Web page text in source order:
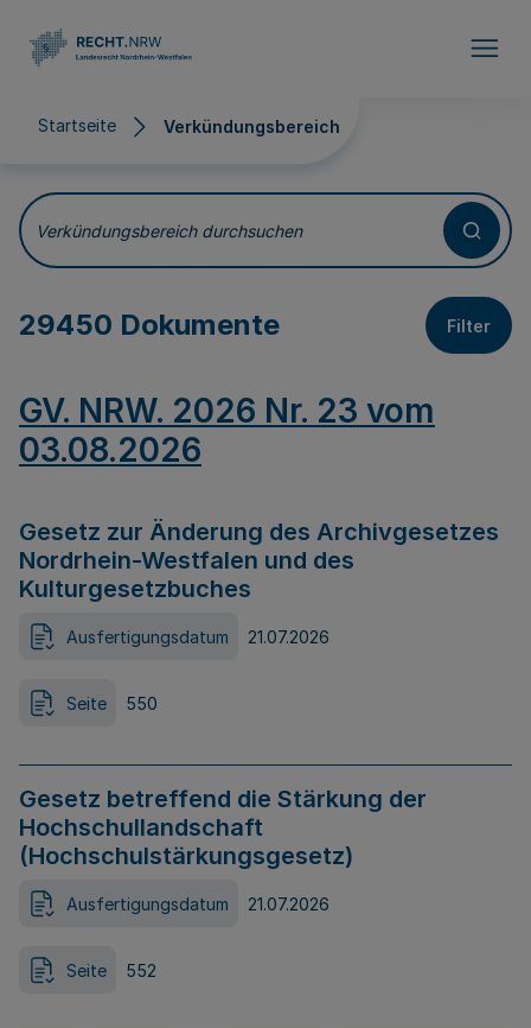
Startseite Verkündungsbereich
Verkündungsbereich
Verkündungsbereich durchsuchen
29450 Dokumente Filter
GV. NRW. 2026 Nr. 23 vom
03.08.2026
Gesetz zur Änderung des Archivgesetzes
Nordrhein-Westfalen und des
Kulturgesetzbuches
Ausfertigungsdatum 21.07.2026
Seite 550
Gesetz betreffend die Stärkung der
Hochschullandschaft
(Hochschulstärkungsgesetz)
Ausfertigungsdatum 21.07.2026
Seite 552